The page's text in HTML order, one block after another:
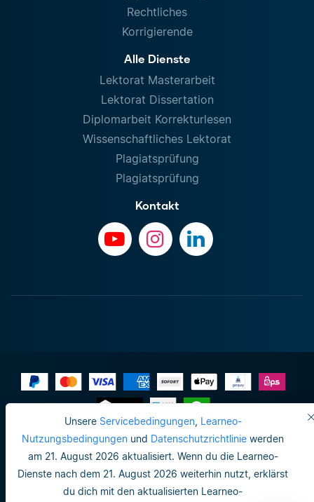
Unsere Servicebedingungen, Learneo-
Nutzungsbedingungen und Datenschutzrichtlinie werden
am 21. August 2026 aktualisiert. Wenn du die Learneo-
Dienste nach dem 21. August 2026 weiterhin nutzt, erklärst
du dich mit den aktualisierten Learneo-
Rechtliches
Korrigierende
Alle Dienste
Lektorat Masterarbeit
Lektorat Dissertation
Diplomarbeit Korrekturlesen
Wissenschaftliches Lektorat
Plagiatsprüfung
Plagiatsprüfung
Kontakt
Impressum
Datenschutzrichtlinie
Do not sell or share my personal info